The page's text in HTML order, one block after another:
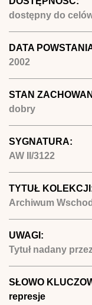
dostępny do
DATA
2002
STAN
dobry
SYGNATURA:
AW II/3122
TYTUŁ
Archiwum
UWAGI:
Tytuł nadany
SŁOWO
represje